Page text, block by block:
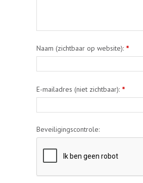
Naam (zichtbaar op website): *
E-mailadres (niet zichtbaar): *
Beveiligingscontrole: